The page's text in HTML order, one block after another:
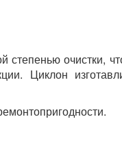
очистки,
Циклон